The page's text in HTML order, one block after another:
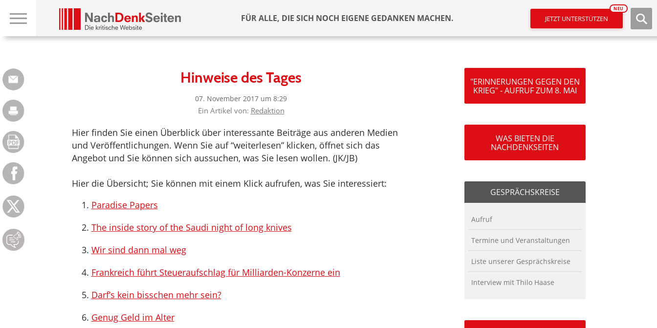
FÜR ALLE, DIE SICH NOCH EIGENE GEDANKEN MACHEN. JETZT UNTERSTÜTZEN
NEU
Hinweise des Tages
07. November 2017 um 8:29
Ein Artikel von: Redaktion
Hier finden Sie einen Überblick über interessante Beiträge aus anderen Medien
und Veröffentlichungen. Wenn Sie auf “weiterlesen” klicken, öffnet sich das
Angebot und Sie können sich aussuchen, was Sie lesen wollen. (JK/JB)
Hier die Übersicht; Sie können mit einem Klick aufrufen, was Sie interessiert:
Paradise Papers
The inside story of the Saudi night of long knives
Wir sind dann mal weg
Frankreich führt Steueraufschlag für Milliarden-Konzerne ein
Darf’s kein bisschen mehr sein?
Genug Geld im Alter
"ERINNERUNGEN GEGEN DEN
KRIEG" - AUFRUF ZUM 8. MAI
WAS BIETEN DIE
NACHDENKSEITEN
GESPRÄCHSKREISE
Aufruf
Termine und Veranstaltungen
Liste unserer Gesprächskreise
Interview mit Thilo Haase